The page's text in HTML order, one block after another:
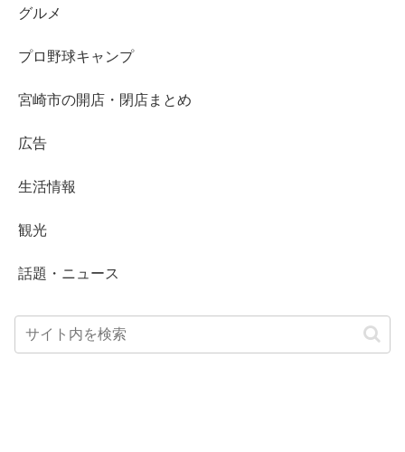
グルメ
プロ野球キャンプ
宮崎市の開店・閉店まとめ
広告
生活情報
観光
話題・ニュース